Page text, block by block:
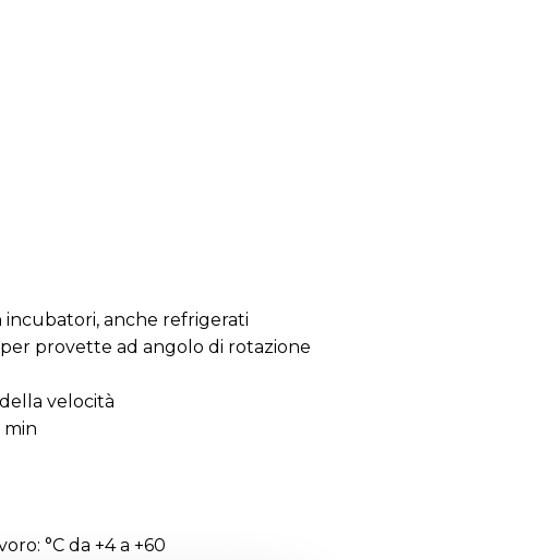
incubatori, anche refrigerati
provette ad angolo di rotazione
velocità
min
°C da +4 a +60